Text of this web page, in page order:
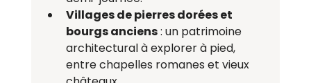
Villages de pierres dorées et
bourgs anciens : un patrimoine
architectural à explorer à pied,
entre chapelles romanes et vieux